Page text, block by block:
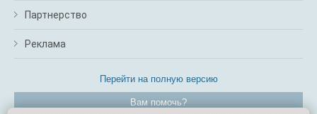
Партнерство
Реклама
Перейти на полную версию
Вам помочь?